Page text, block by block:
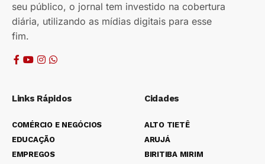
seu público, o jornal tem investido na cobertura
diária, utilizando as mídias digitais para esse
fim.
Links Rápidos
COMÉRCIO E NEGÓCIOS
EDUCAÇÃO
EMPREGOS
Cidades
ALTO TIETÊ
ARUJÁ
BIRITIBA MIRIM